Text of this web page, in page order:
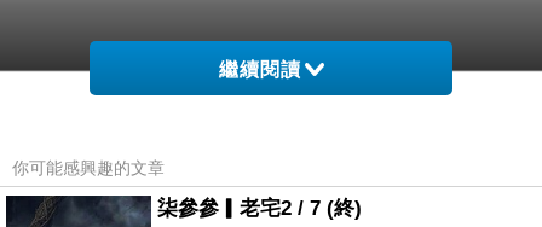
繼續閱讀
你可能感興趣的文章
柒參參▎老宅2 / 7 (終)